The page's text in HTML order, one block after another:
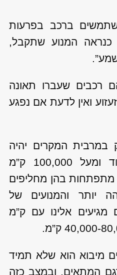
ברכב בפרעות
המנוע שתקבל,
רכבים שעברו תאונה
ואין לדעת אם נפגע
במרבית המקרים יהיה
בעל ק”מ גבוהה מאוד ומעל 100,000 ק”מ
מתפתחות בהן מחליפים
יותר והמנועים של
מגיעים אלינו עם ק”מ
מיבוא הוא שלא תמיד
המתאים, ובמצב כזה